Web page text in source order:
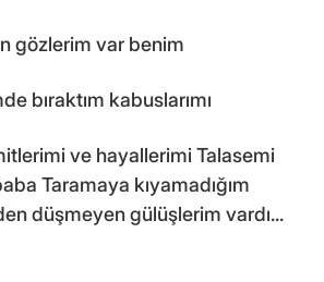
gözlerim var benim
bıraktım kabuslarımı
ve hayallerimi Talasemi
Taramaya kıyamadığım
düşmeyen gülüşlerim vardı...